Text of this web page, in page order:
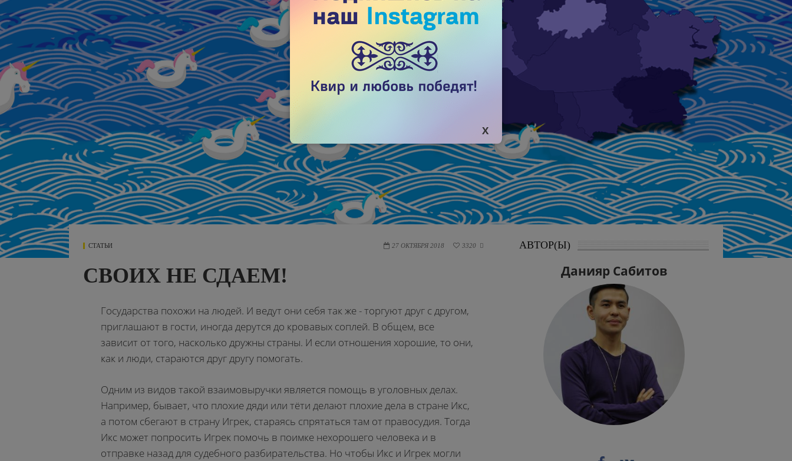
СТАТЬИ 27 ОКТЯБРЯ 2018 3320 
СВОИХ НЕ СДАЕМ!
Государства похожи на людей. И ведут они себя так же - торгуют друг с другом,
приглашают в гости, иногда дерутся до кровавых соплей. В общем, все
зависит от того, насколько дружны страны. И если отношения хорошие, то они,
как и люди, стараются друг другу помогать.
Одним из видов такой взаимовыручки является помощь в уголовных делах.
Например, бывает, что плохие дяди или тёти делают плохие дела в стране Икс,
а потом сбегают в страну Игрек, стараясь спрятаться там от правосудия. Тогда
Икс может попросить Игрек помочь в поимке нехорошего человека и в
отправке назад для судебного разбирательства. Но чтобы Икс и Игрек могли
АВТОР(Ы)
Данияр Сабитов